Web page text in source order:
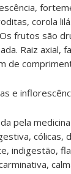
corola
frutos são
Raiz axial,
de
e
pela
cólicas,
indigestão,